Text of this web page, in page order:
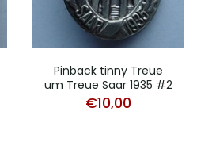
Pinback tinny Treue
um Treue Saar 1935 #2
€10,00